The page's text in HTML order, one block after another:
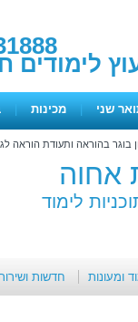
שני | מכינות |
בוגר בהוראה ותעודת הוראה
אחוה
לימוד
ומעונות חדשות